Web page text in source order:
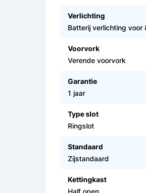
Verlichting
Batterij verlichting voor
Voorvork
Verende voorvork
Garantie
1 jaar
Type slot
Ringslot
Standaard
Zijstandaard
Kettingkast